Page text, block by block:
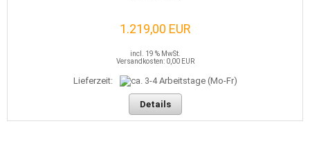
1.219,00 EUR
incl. 19 % MwSt.
Versandkosten: 0,00 EUR
Lieferzeit:
Details